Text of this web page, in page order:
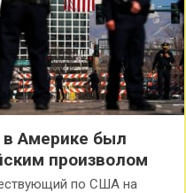
в Америке был
произволом
по США на